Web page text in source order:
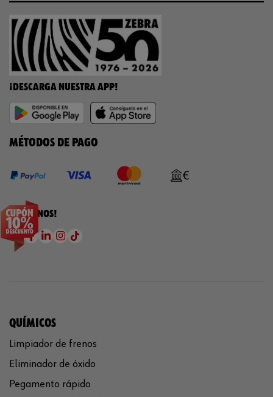
¡DESCARGA NUESTRA APP!
MÉTODOS DE PAGO
¡SÍGUENOS!
QUÍMICOS
Limpiador de frenos
Eliminador de óxido
Pegamento rápido